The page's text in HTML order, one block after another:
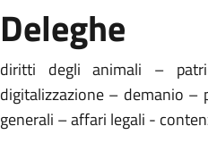
Deleghe
diritti degli animali –
digitalizzazione – demanio –
generali – affari legali -